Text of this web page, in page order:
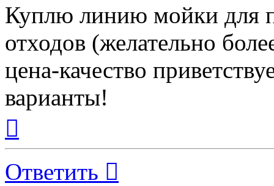
Куплю линию мойки для
отходов (желательно
цена-качество
варианты!
началу
Ответить